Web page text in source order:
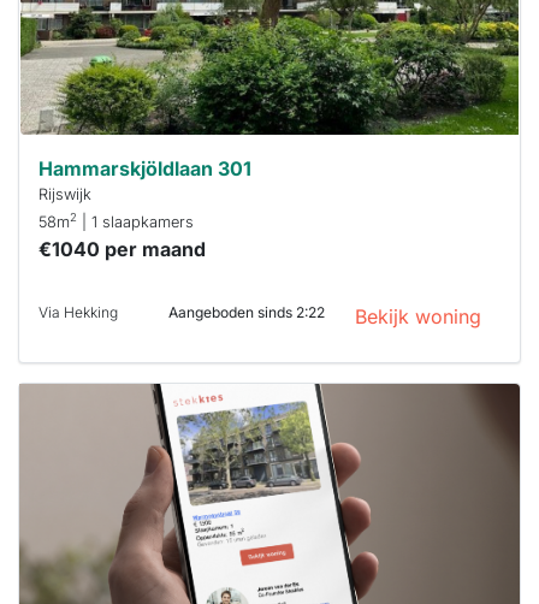
je hierbij!
Hammarskjöldlaan 301
Rijswijk
58m2 | 1 slaapkamers
€1040 per maand
Via Hekking Aangeboden sinds 2:22 Bekijk woning